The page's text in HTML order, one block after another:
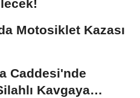
Motosiklet Kazası
Caddesi'nde
Kavgaya